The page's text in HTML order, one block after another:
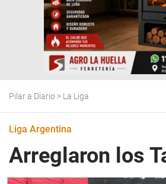
Pilar a Diario > La Liga
Liga Argentina
Arreglaron los